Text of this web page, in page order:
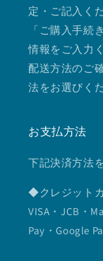
定・ご記入く
「ご購入手続
情報をご入力
配送方法のご
法をお選びく
お支払方法
下記決済方法
◆クレジットカ
VISA・JCB・
Pay・Google